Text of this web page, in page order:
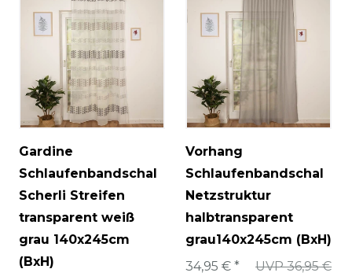
Gardine
Schlaufenbandschal
Scherli Streifen
transparent weiß
grau 140x245cm
(BxH)
Vorhang
Schlaufenbandschal
Netzstruktur
halbtransparent
grau140x245cm (BxH)
UVP 36,95 €
34,95 € *